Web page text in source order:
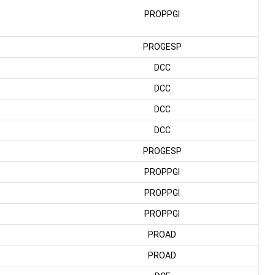
PROPPGI
PROGESP
DCC
DCC
DCC
DCC
PROGESP
PROPPGI
PROPPGI
PROPPGI
PROAD
PROAD